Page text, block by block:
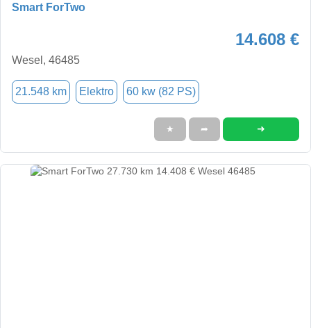
Smart ForTwo
14.608 €
Wesel, 46485
21.548 km Elektro 60 kw (82 PS)
★ ➦ ➜